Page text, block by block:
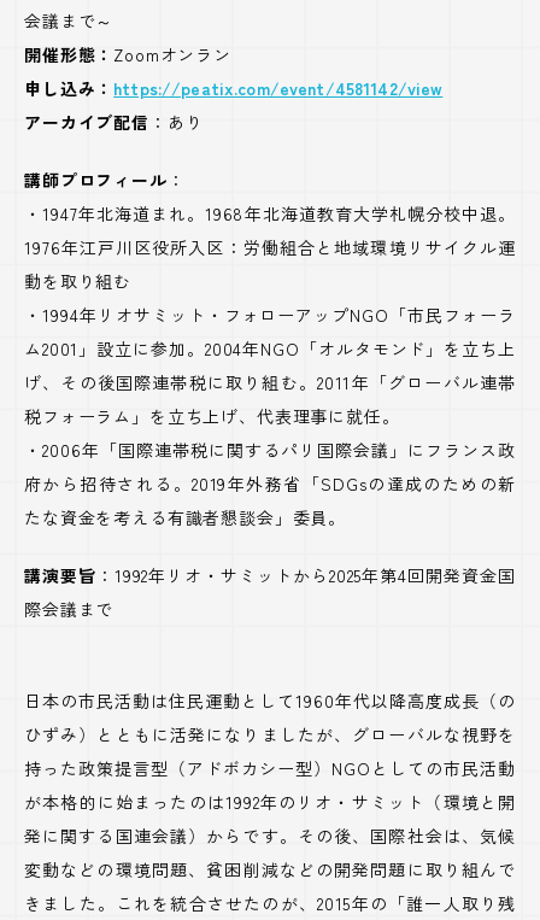
会議まで～
開催形態： Zoomオンラン
申し込み： https://peatix.com/event/4581142/view
アーカイブ配信 ：あり
講師プロフィール ：
・1947年北海道まれ。1968年北海道教育大学札幌分校中退。
1976年江戸川区役所入区：労働組合と地域環境リサイクル運
動を取り組む
・1994年リオサミット・フォローアップNGO「市民フォーラ
ム2001」設立に参加。2004年NGO「オルタモンド」を立ち上
げ、その後国際連帯税に取り組む。2011年「グローバル連帯
税フォーラム」を立ち上げ、代表理事に就任。
・2006年「国際連帯税に関するパリ国際会議」にフランス政
府から招待される。2019年外務省「SDGsの達成のための新
たな資金を考える有識者懇談会」委員。
講演要旨 ：1992年リオ・サミットから2025年第4回開発資金国
際会議まで
日本の市民活動は住民運動として1960年代以降高度成長（の
ひずみ）とともに活発になりましたが、グローバルな視野を
持った政策提言型（アドボカシー型）NGOとしての市民活動
が本格的に始まったのは1992年のリオ・サミット（環境と開
発に関する国連会議）からです。その後、国際社会は、気候
変動などの環境問題、貧困削減などの開発問題に取り組んで
きました。これを統合させたのが、2015年の「誰一人取り残